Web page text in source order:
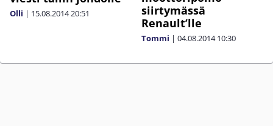
Olli | 15.08.201420:51
siirtymässä
Renault’lle
Tommi | 04.08.2014 10:30